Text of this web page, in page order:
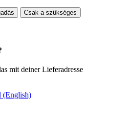
Csak a szükséges
mit deiner Lieferadresse
(English)